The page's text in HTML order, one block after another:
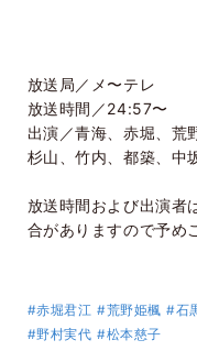
放送局／メ〜テレ
放送時間／24:57〜
出演／青海、赤堀、荒
杉山、竹内、都築、中
放送時間および出演者
合がありますので予め
#赤堀君江 #荒野姫楓 #石
#野村実代 #松本慈子